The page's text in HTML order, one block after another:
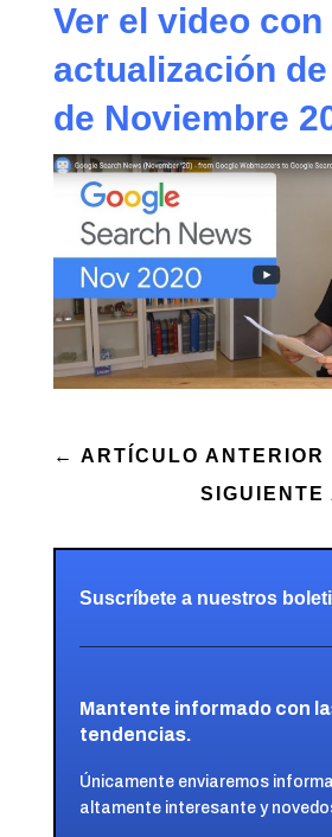
Ver el video
actualización
de Noviembre
← ARTÍCULO ANTERIOR
SIGUIENTE
Suscríbete a nuestros
Mantente informado con
tendencias.
Únicamente enviaremos
altamente interesante y